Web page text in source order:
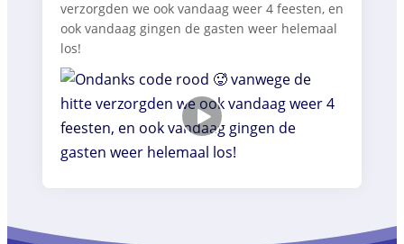
verzorgden we ook vandaag weer 4 feesten, en
ook vandaag gingen de gasten weer helemaal
los!